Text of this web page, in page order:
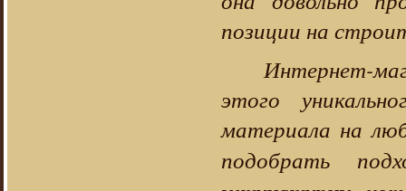
позиции на
Интернет-
этого
материала на
подобрать